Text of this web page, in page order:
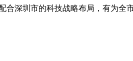
深圳市的科技战略布局，有为